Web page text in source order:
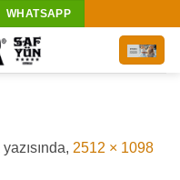
WHATSAPP
yazısında, 2512 × 1098